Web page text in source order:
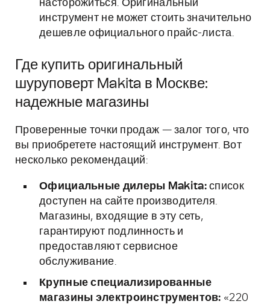
насторожиться. Оригинальный
инструмент не может стоить значительно
дешевле официального прайс-листа.
Где купить оригинальный
шуруповерт Makita в Москве:
надежные магазины
Проверенные точки продаж — залог того, что
вы приобретете настоящий инструмент. Вот
несколько рекомендаций:
Официальные дилеры Makita:список
доступен на сайте производителя.
Магазины, входящие в эту сеть,
гарантируют подлинность и
предоставляют сервисное
обслуживание.
Крупные специализированные
магазины электроинструментов: «220